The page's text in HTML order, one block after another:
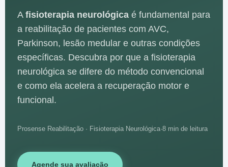
A fisioterapia neurológica é fundamental para
a reabilitação de pacientes com AVC,
Parkinson, lesão medular e outras condições
específicas. Descubra por que a fisioterapia
neurológica se difere do método convencional
e como ela acelera a recuperação motor e
funcional.
Prosense Reabilitação · Fisioterapia Neurológica·8 min de leitura
Agende sua avaliação